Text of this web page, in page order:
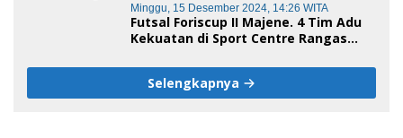
Minggu, 15 Desember 2024, 14:26 WITA
Futsal Foriscup II Majene. 4 Tim Adu
Kekuatan di Sport Centre Rangas
Selengkapnya